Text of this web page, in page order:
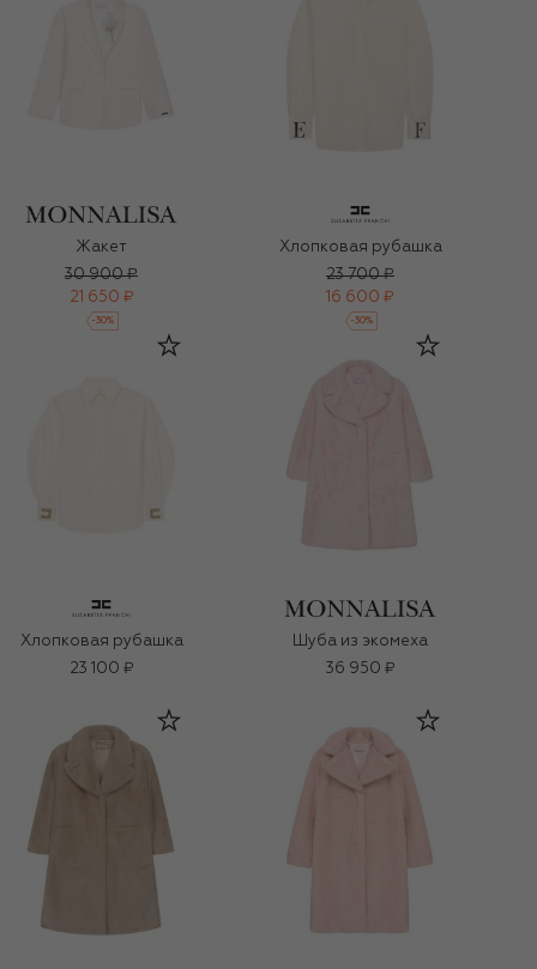
Жакет
30 900 ₽
21 650 ₽
-30%
Хлопковая рубашка
23 700 ₽
16 600 ₽
-30%
Хлопковая рубашка
23 100 ₽
Шуба из экомеха
36 950 ₽